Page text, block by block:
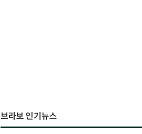
브라보 인기뉴스